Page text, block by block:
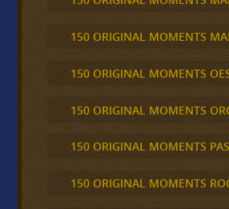
150 ORIGINAL MOMENTS
150 ORIGINAL MOMENTS
150 ORIGINAL MOMENTS
150 ORIGINAL MOMENTS
150 ORIGINAL MOMENTS